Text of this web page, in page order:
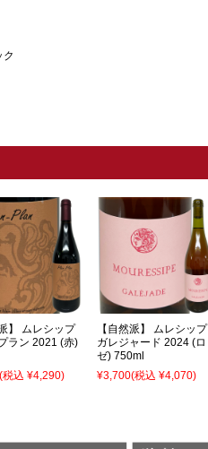
】 ムレシップ
ラン 2021 (赤)
(税込 ¥4,290)
【自然派】 ムレシップ
ガレジャード 2024 (ロ
ゼ) 750ml
¥3,700(税込 ¥4,070)